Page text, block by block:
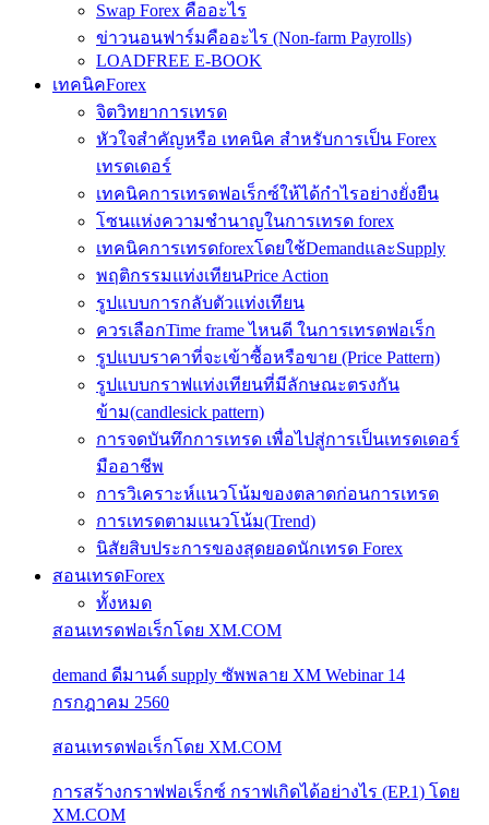
Swap Forex คืออะไร
ข่าวนอนฟาร์มคืออะไร (Non-farm Payrolls)
LOADFREE E-BOOK
เทคนิคForex
จิตวิทยาการเทรด
หัวใจสำคัญหรือ เทคนิค สำหรับการเป็น Forex
เทรดเดอร์
เทคนิคการเทรดฟอเร็กซ์ให้ได้กำไรอย่างยั่งยืน
โซนแห่งความชำนาญในการเทรด forex
เทคนิคการเทรดforexโดยใช้DemandและSupply
พฤติกรรมแท่งเทียนPrice Action
รูปแบบการกลับตัวแท่งเทียน
ควรเลือกTime frame ไหนดี ในการเทรดฟอเร็ก
รูปแบบราคาที่จะเข้าซื้อหรือขาย (Price Pattern)
รูปแบบกราฟแท่งเทียนที่มีลักษณะตรงกัน
ข้าม(candlesick pattern)
การจดบันทึกการเทรด เพื่อไปสู่การเป็นเทรดเดอร์
มืออาชีพ
การวิเคราะห์แนวโน้มของตลาดก่อนการเทรด
การเทรดตามแนวโน้ม(Trend)
นิสัยสิบประการของสุดยอดนักเทรด Forex
สอนเทรดForex
ทั้งหมด
สอนเทรดฟอเร็กโดย XM.COM
demand ดีมานด์ supply ซัพพลาย XM Webinar 14
กรกฎาคม 2560
สอนเทรดฟอเร็กโดย XM.COM
การสร้างกราฟฟอเร็กซ์ กราฟเกิดได้อย่างไร (EP.1) โดย
XM.COM